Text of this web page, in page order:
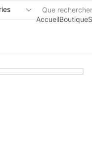
AccueilBoutique